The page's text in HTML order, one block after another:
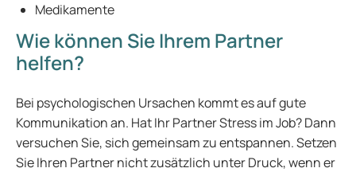
Medikamente
Wie können Sie Ihrem Partner
helfen?
Bei psychologischen Ursachen kommt es auf gute
Kommunikation an. Hat Ihr Partner Stress im Job? Dann
versuchen Sie, sich gemeinsam zu entspannen. Setzen
Sie Ihren Partner nicht zusätzlich unter Druck, wenn er